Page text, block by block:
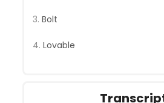
Bolt
Lovable